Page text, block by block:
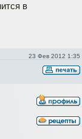
в
23 Фев 2012 1:35